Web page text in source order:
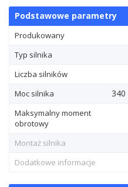
Podstawowe parametry
Produkowany
Typ silnika
Liczba silników
Moc silnika 340
Maksymalny moment
obrotowy
Montaż silnika
Dodatkowe informacje